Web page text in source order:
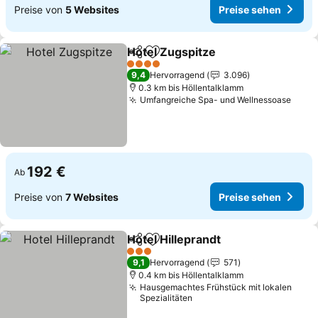
Preise von 5 Websites Preise sehen
TeilenZu Favoriten hinzufügen
Hotel Zugspitze
4 Sterne
9,4 Hervorragend
3.096
0.3 km bis Höllentalklamm
Umfangreiche Spa- und Wellnessoase
Ab 192 €
Preise von 7 Websites Preise sehen
TeilenZu Favoriten hinzufügen
Hotel Hilleprandt
3 Sterne
9,1 Hervorragend
571
0.4 km bis Höllentalklamm
Hausgemachtes Frühstück mit lokalen
Spezialitäten